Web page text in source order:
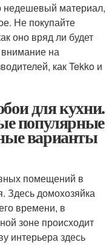
недешевый материал,
Не покупайте
оно вряд ли будет
на
как Tekko и
для кухни.
популярные
варианты
помещений в
Здесь домохозяйка
времени, в
зоне происходит
интерьера здесь